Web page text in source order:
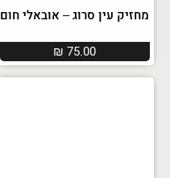
מחזיק עין סרוג – אובאלי חום
₪ 75.00